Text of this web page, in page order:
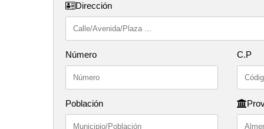
Dirección
Número C.P
Población